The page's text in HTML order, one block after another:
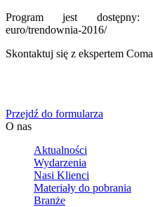
Program jest dostępny:
euro/trendownia-2016/
Skontaktuj się z ekspertem
Przejdź do formularza
O nas
Aktualności
Wydarzenia
Nasi Klienci
Materiały do pobrania
Branże